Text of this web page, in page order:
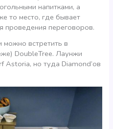
напитками, а
то место, где бывает
проведения переговоров.
встретить в
DoubleTree. Лаунжи
но туда Diamond’ов